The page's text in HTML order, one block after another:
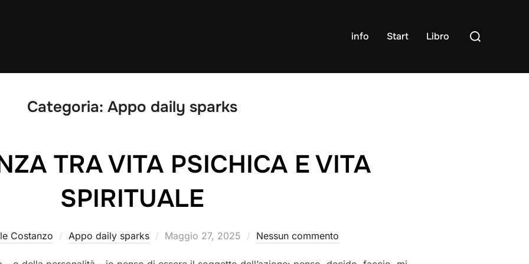
info Start Libro
Cerca
per:
Categoria: Appo daily sparks
TRA VITA PSICHICA E VITA
SPIRITUALE
Costanzo Appo daily sparks
Pubblicato
Maggio 27, 2025 Nessun commento